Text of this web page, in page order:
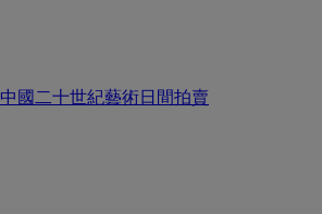
中國二十世紀藝術日間拍賣